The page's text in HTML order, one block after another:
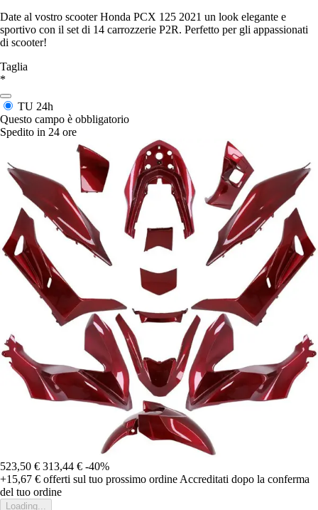
Date al vostro scooter Honda PCX 125 2021 un look elegante e
sportivo con il set di 14 carrozzerie P2R. Perfetto per gli appassionati
di scooter!
Taglia
*
TU 24h
Questo campo è obbligatorio
Spedito in 24 ore
523,50 € 313,44 € -40%
+15,67 € offerti sul tuo prossimo ordine Accreditati dopo la conferma
del tuo ordine
Loading...